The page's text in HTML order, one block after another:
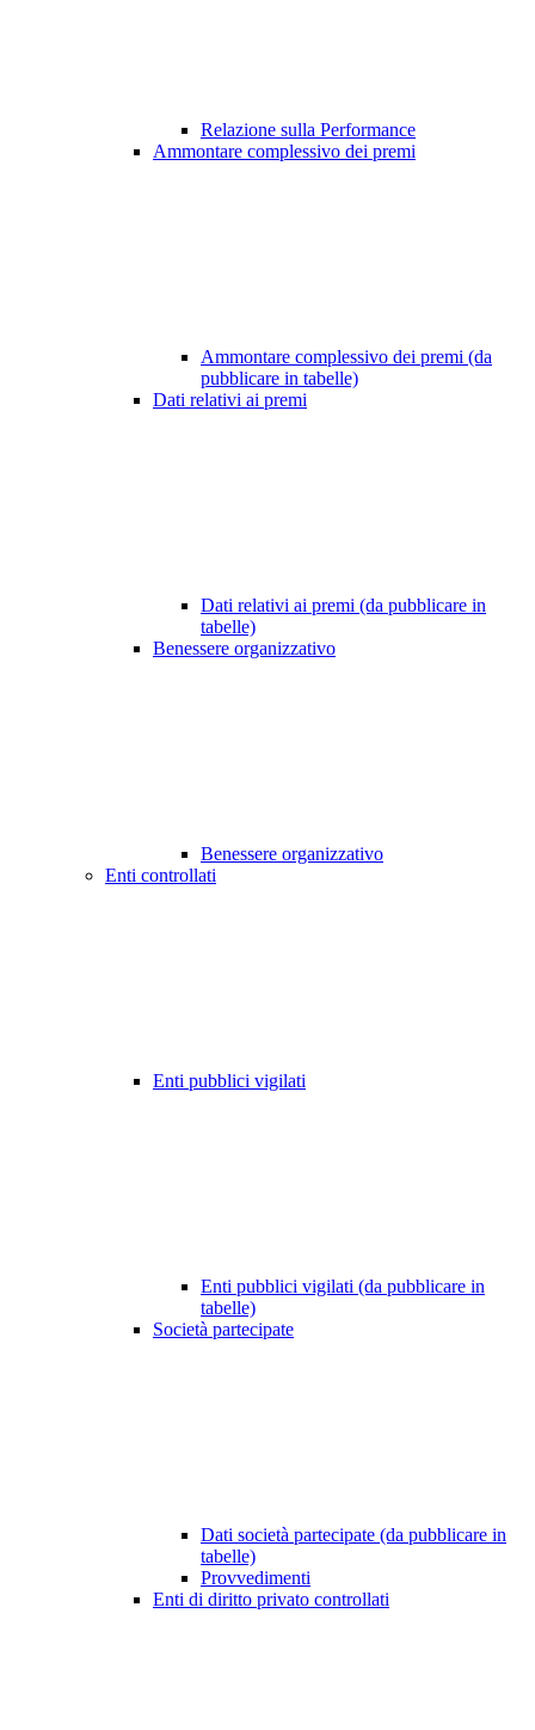
Relazione sulla Performance
Ammontare complessivo dei premi
Ammontare complessivo dei premi (da
pubblicare in tabelle)
Dati relativi ai premi
Dati relativi ai premi (da pubblicare in
tabelle)
Benessere organizzativo
Benessere organizzativo
Enti controllati
Enti pubblici vigilati
Enti pubblici vigilati (da pubblicare in
tabelle)
Società partecipate
Dati società partecipate (da pubblicare in
tabelle)
Provvedimenti
Enti di diritto privato controllati